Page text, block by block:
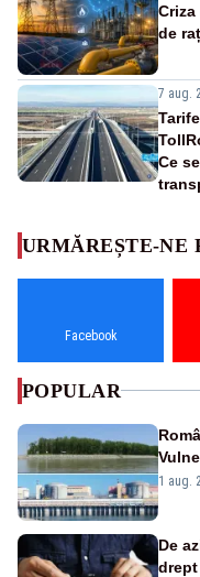
de
7 aug.
Ce
URMĂREȘTE-NE
Facebook
POPULAR
în
1 aug.
De
drept